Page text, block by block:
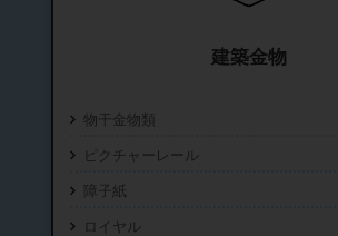
建築金物
物干金物類
ピクチャーレール
障子紙
ロイヤル